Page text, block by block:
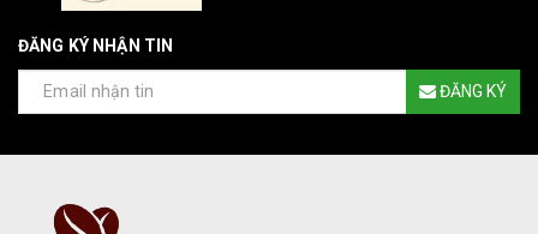
ĐĂNG KÝ NHẬN TIN
ĐĂNG KÝ